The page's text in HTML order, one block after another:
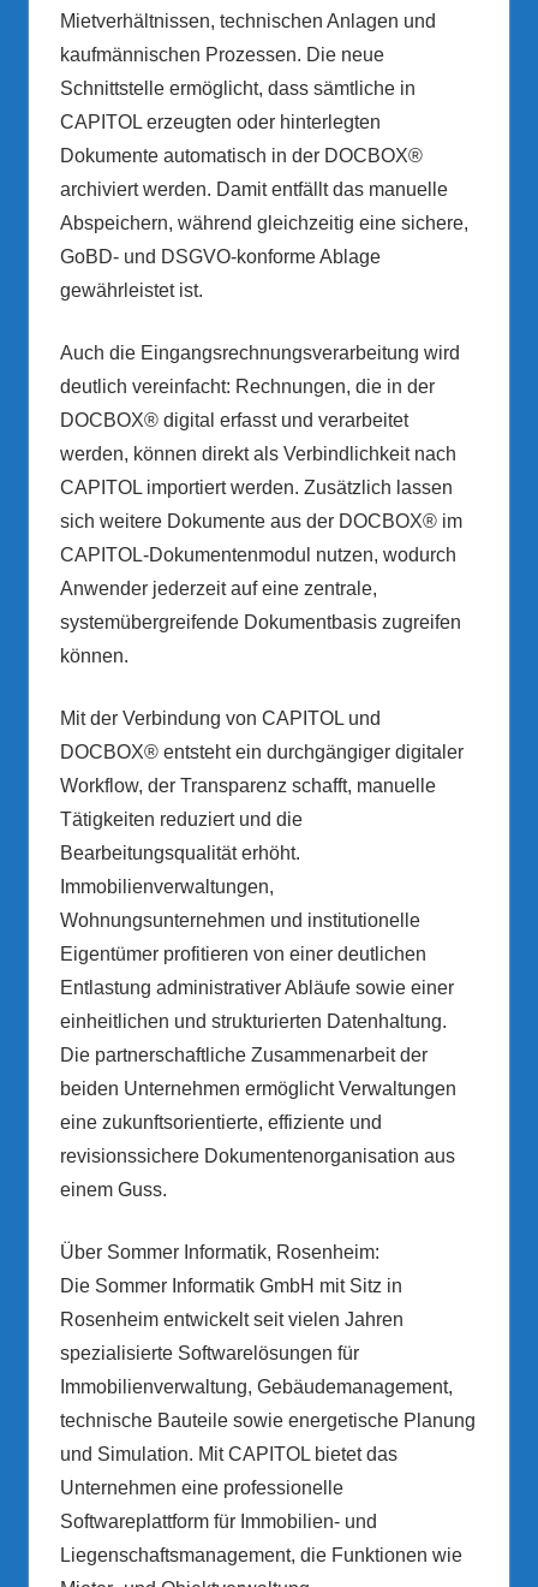
Mietverhältnissen, technischen Anlagen und
kaufmännischen Prozessen. Die neue
Schnittstelle ermöglicht, dass sämtliche in
CAPITOL erzeugten oder hinterlegten
Dokumente automatisch in der DOCBOX®
archiviert werden. Damit entfällt das manuelle
Abspeichern, während gleichzeitig eine sichere,
GoBD- und DSGVO-konforme Ablage
gewährleistet ist.
Auch die Eingangsrechnungsverarbeitung wird
deutlich vereinfacht: Rechnungen, die in der
DOCBOX® digital erfasst und verarbeitet
werden, können direkt als Verbindlichkeit nach
CAPITOL importiert werden. Zusätzlich lassen
sich weitere Dokumente aus der DOCBOX® im
CAPITOL-Dokumentenmodul nutzen, wodurch
Anwender jederzeit auf eine zentrale,
systemübergreifende Dokumentbasis zugreifen
können.
Mit der Verbindung von CAPITOL und
DOCBOX® entsteht ein durchgängiger digitaler
Workflow, der Transparenz schafft, manuelle
Tätigkeiten reduziert und die
Bearbeitungsqualität erhöht.
Immobilienverwaltungen,
Wohnungsunternehmen und institutionelle
Eigentümer profitieren von einer deutlichen
Entlastung administrativer Abläufe sowie einer
einheitlichen und strukturierten Datenhaltung.
Die partnerschaftliche Zusammenarbeit der
beiden Unternehmen ermöglicht Verwaltungen
eine zukunftsorientierte, effiziente und
revisionssichere Dokumentenorganisation aus
einem Guss.
Über Sommer Informatik, Rosenheim:
Die Sommer Informatik GmbH mit Sitz in
Rosenheim entwickelt seit vielen Jahren
spezialisierte Softwarelösungen für
Immobilienverwaltung, Gebäudemanagement,
technische Bauteile sowie energetische Planung
und Simulation. Mit CAPITOL bietet das
Unternehmen eine professionelle
Softwareplattform für Immobilien- und
Liegenschaftsmanagement, die Funktionen wie